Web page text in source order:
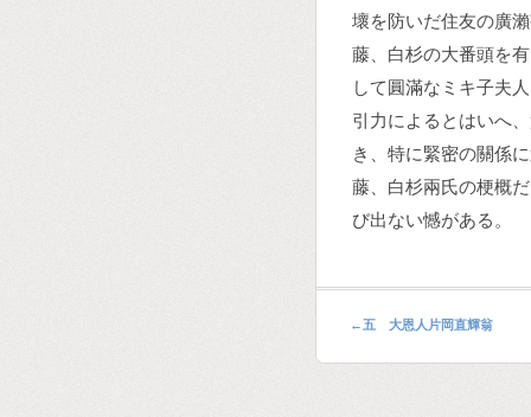
壞を防いだ住友の廣
藤、白杉の大番頭を
して圓滿なミキ子夫
引力によるとはいへ
き、特に緊密の關係
藤、白杉兩氏の梗概
び出ない憾がある。
←五 大恩人片岡直輝翁